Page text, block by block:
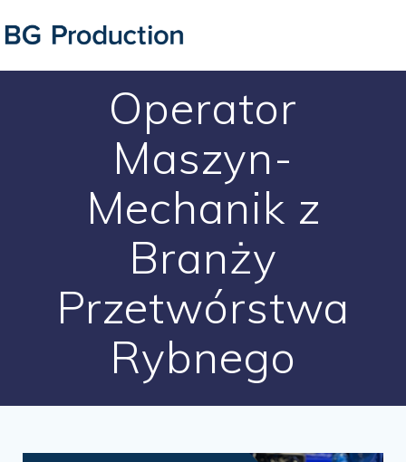
Operator
Maszyn-
Mechanik z
Branży
Przetwórstwa
Rybnego